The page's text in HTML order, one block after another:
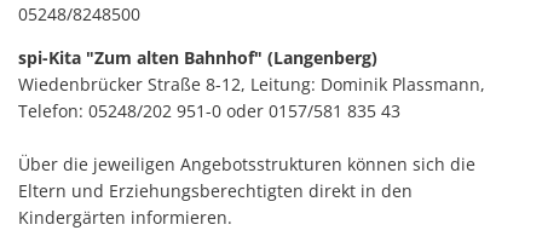
05248/8248500
spi-Kita "Zum alten Bahnhof" (Langenberg)
Wiedenbrücker Straße 8-12, Leitung: Dominik Plassmann,
Telefon: 05248/202 951-0 oder 0157/581 835 43
Über die jeweiligen Angebotsstrukturen können sich die
Eltern und Erziehungsberechtigten direkt in den
Kindergärten informieren.